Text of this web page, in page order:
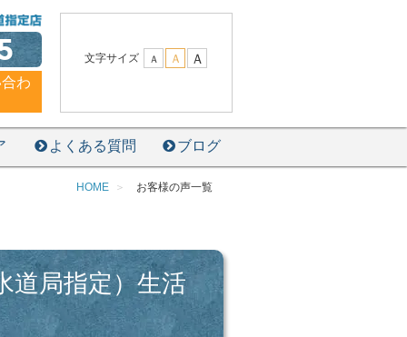
わ
文字サイズ Ａ Ａ Ａ
よくある質問 ブログ
HOME お客様の声一覧
道局指定）生活